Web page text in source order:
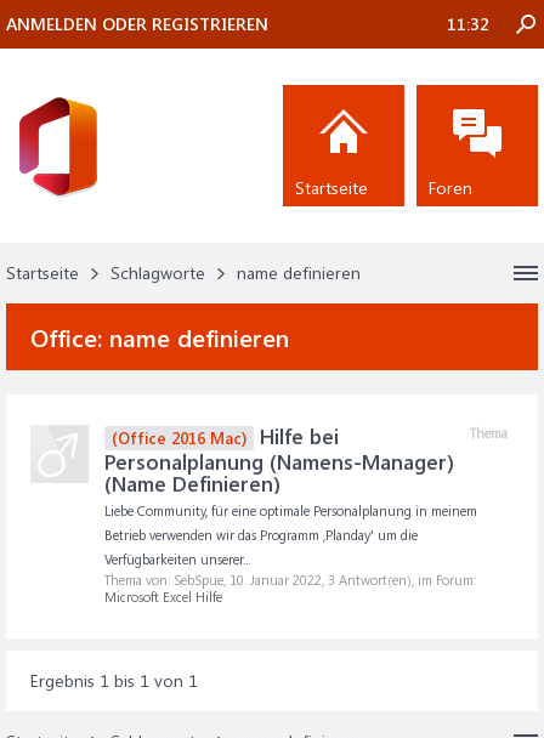
Startseite Schlagworte name definieren
Office: name definieren
Thema
(Office 2016 Mac)
Hilfe bei
Personalplanung (Namens-Manager)
(Name Definieren)
Liebe Community, für eine optimale Personalplanung in meinem
Betrieb verwenden wir das Programm ,Planday' um die
Verfügbarkeiten unserer...
Thema von: SebSpue, 10. Januar 2022, 3 Antwort(en), im Forum:
Microsoft Excel Hilfe
Ergebnis 1 bis 1 von 1
ANMELDEN ODER REGISTRIEREN 11:32
Startseite Foren